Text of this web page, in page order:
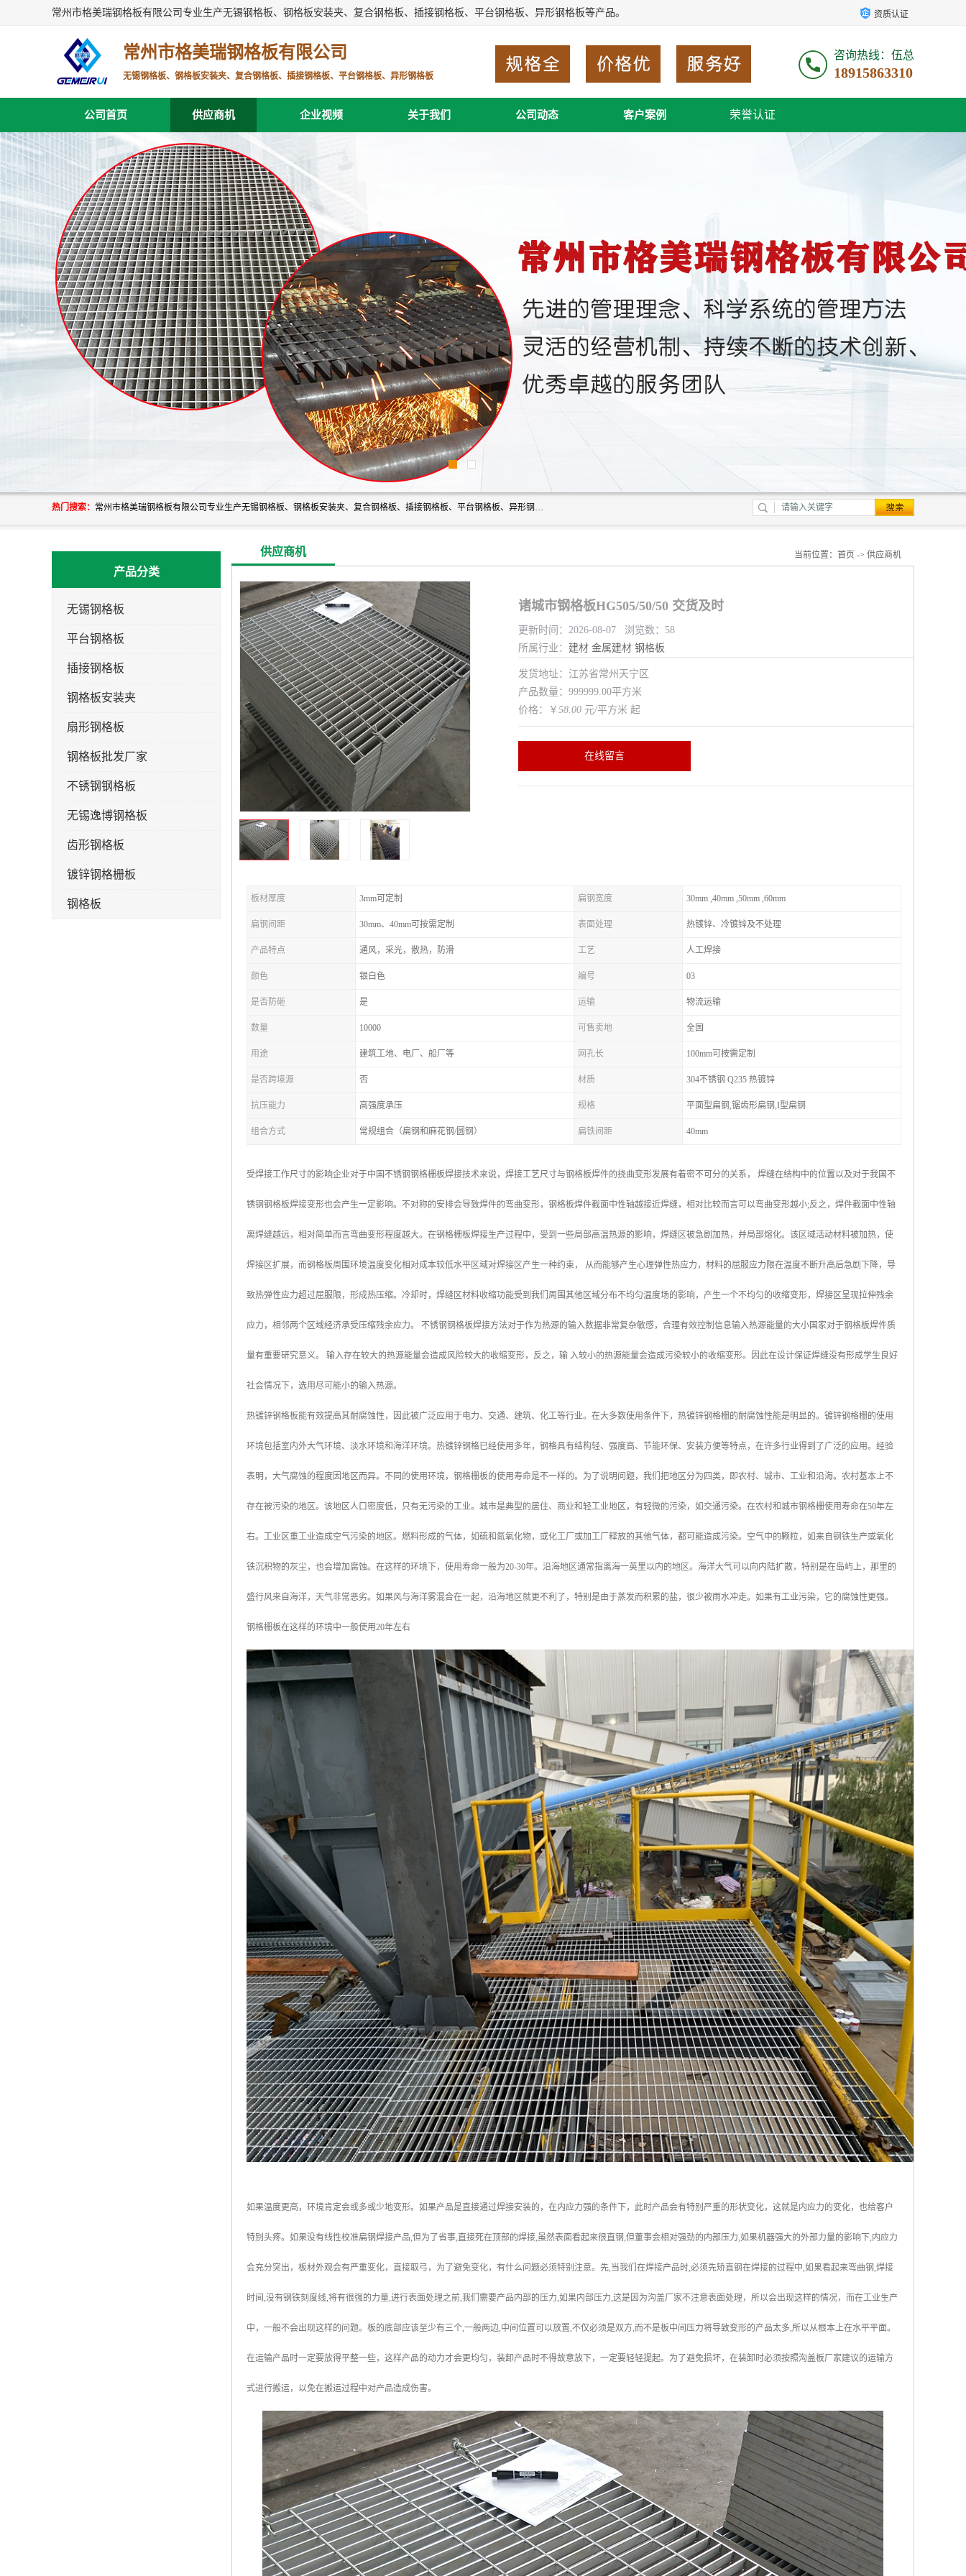
常州市格美瑞钢格板有限公司专业生产无锡钢格板、钢格板安装夹、复合钢格板、插接钢格板、平台钢格板、异形钢格板等产品。 资质认证
常州市格美瑞钢格板有限公司
无锡钢格板、钢格板安装夹、复合钢格板、插接钢格板、平台钢格板、异形钢格板
咨询热线：伍总
18915863310
公司首页 供应商机 企业视频 关于我们 公司动态 客户案例 荣誉认证
热门搜索： 常州市格美瑞钢格板有限公司专业生产无锡钢格板、钢格板安装夹、复合钢格板、插接钢格板、平台钢格板、异形钢格板等产品。
产品分类
无锡钢格板
平台钢格板
插接钢格板
钢格板安装夹
扇形钢格板
钢格板批发厂家
不锈钢钢格板
无锡逸博钢格板
齿形钢格板
镀锌钢格栅板
钢格板
供应商机 当前位置： 首页 -> 供应商机
诸城市钢格板HG505/50/50 交货及时
更新时间：2026-08-07 浏览数：58
所属行业： 建材 金属建材 钢格板
发货地址：江苏省常州天宁区
产品数量：999999.00平方米
价格：￥ 58.00 元/平方米 起
在线留言
板材厚度 3mm可定制 扁钢宽度 30mm ,40mm ,50mm ,60mm
扁钢间距 30mm、40mm可按需定制 表面处理 热镀锌、冷镀锌及不处理
产品特点 通风，采光，散热，防滑 工艺 人工焊接
颜色 银白色 编号 03
是否防砸 是 运输 物流运输
数量 10000 可售卖地 全国
用途 建筑工地、电厂、船厂等 网孔长 100mm可按需定制
是否跨境源 否 材质 304不锈钢 Q235 热镀锌
抗压能力 高强度承压 规格 平面型扁钢,锯齿形扁钢,I型扁钢
组合方式 常规组合（扁钢和麻花钢/圆钢） 扁铁间距 40mm
受焊接工作尺寸的影响企业对于中国不锈钢钢格栅板焊接技术来说，焊接工艺尺寸与钢格板焊件的挠曲变形发展有着密不可分的关系， 焊缝在结构中的位置以及对于我国不
锈钢钢格板焊接变形也会产生一定影响。不对称的安排会导致焊件的弯曲变形，钢格板焊件截面中性轴越接近焊缝，相对比较而言可以弯曲变形越小;反之，焊件截面中性轴
离焊缝越远，相对简单而言弯曲变形程度越大。在钢格栅板焊接生产过程中，受到一些局部高温热源的影响，焊缝区被急剧加热，并局部熔化。该区域活动材料被加热，使
焊接区扩展，而钢格板周围环境温度变化相对成本较低水平区域对焊接区产生一种约束， 从而能够产生心理弹性热应力，材料的屈服应力限在温度不断升高后急剧下降，导
致热弹性应力超过屈服限，形成热压缩。冷却时，焊缝区材料收缩功能受到我们周围其他区域分布不均匀温度场的影响，产生一个不均匀的收缩变形，焊接区呈现拉伸残余
应力，相邻两个区域经济承受压缩残余应力。 不锈钢钢格板焊接方法对于作为热源的输入数据非常复杂敏感，合理有效控制信息输入热源能量的大小国家对于钢格板焊件质
量有重要研究意义。 输入存在较大的热源能量会造成风险较大的收缩变形，反之，输 入较小的热源能量会造成污染较小的收缩变形。因此在设计保证焊缝没有形成学生良好
社会情况下，选用尽可能小的输入热源。
热镀锌钢格板能有效提高其耐腐蚀性，因此被广泛应用于电力、交通、建筑、化工等行业。在大多数使用条件下，热镀锌钢格栅的耐腐蚀性能是明显的。镀锌钢格栅的使用
环境包括室内外大气环境、淡水环境和海洋环境。热镀锌钢格已经使用多年，钢格具有结构轻、强度高、节能环保、安装方便等特点，在许多行业得到了广泛的应用。经验
表明，大气腐蚀的程度因地区而异。不同的使用环境，钢格栅板的使用寿命是不一样的。为了说明问题，我们把地区分为四类，即农村、城市、工业和沿海。农村基本上不
存在被污染的地区。该地区人口密度低，只有无污染的工业。城市是典型的居住、商业和轻工业地区，有轻微的污染，如交通污染。在农村和城市钢格栅使用寿命在50年左
右。工业区重工业造成空气污染的地区。燃料形成的气体，如硫和氮氧化物，或化工厂或加工厂释放的其他气体，都可能造成污染。空气中的颗粒，如来自钢铁生产或氧化
铁沉积物的灰尘，也会增加腐蚀。在这样的环境下，使用寿命一般为20-30年。沿海地区通常指离海一英里以内的地区。海洋大气可以向内陆扩散，特别是在岛屿上，那里的
盛行风来自海洋，天气非常恶劣。如果风与海洋雾混合在一起，沿海地区就更不利了，特别是由于蒸发而积累的盐，很少被雨水冲走。如果有工业污染，它的腐蚀性更强。
钢格栅板在这样的环境中一般使用20年左右
如果温度更高，环境肯定会或多或少地变形。如果产品是直接通过焊接安装的，在内应力强的条件下，此时产品会有特别严重的形状变化，这就是内应力的变化，也给客户
特别头疼。如果没有线性校准扁钢焊接产品,但为了省事,直接死在顶部的焊接,虽然表面看起来很直钢,但董事会相对强劲的内部压力,如果机器强大的外部力量的影响下,内应力
会充分突出，板材外观会有严重变化，直接取弓，为了避免变化，有什么问题必须特别注意。先,当我们在焊接产品时,必须先矫直钢在焊接的过程中,如果看起来弯曲钢,焊接
时间,没有钢铁刻度线,将有很强的力量,进行表面处理之前,我们需要产品内部的压力,如果内部压力,这是因为沟盖厂家不注意表面处理，所以会出现这样的情况，而在工业生产
中，一般不会出现这样的问题。板的底部应该至少有三个,一般两边,中间位置可以放置,不仅必须是双方,而不是板中间压力将导致变形的产品太多,所以从根本上在水平平面。
在运输产品时一定要放得平整一些，这样产品的动力才会更均匀，装卸产品时不得故意放下，一定要轻轻提起。为了避免损坏，在装卸时必须按照沟盖板厂家建议的运输方
式进行搬运，以免在搬运过程中对产品造成伤害。